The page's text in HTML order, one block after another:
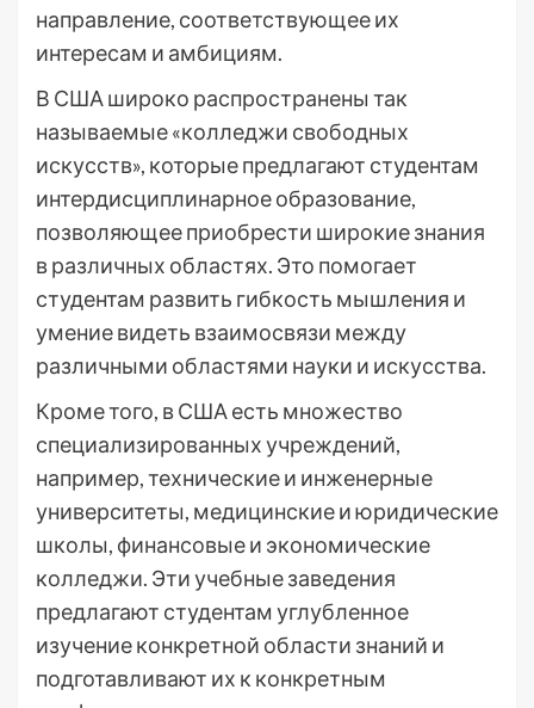
направление, соответствующее их
интересам и амбициям.
В США широко распространены так
называемые «колледжи свободных
искусств», которые предлагают студентам
интердисциплинарное образование,
позволяющее приобрести широкие знания
в различных областях. Это помогает
студентам развить гибкость мышления и
умение видеть взаимосвязи между
различными областями науки и искусства.
Кроме того, в США есть множество
специализированных учреждений,
например, технические и инженерные
университеты, медицинские и юридические
школы, финансовые и экономические
колледжи. Эти учебные заведения
предлагают студентам углубленное
изучение конкретной области знаний и
подготавливают их к конкретным